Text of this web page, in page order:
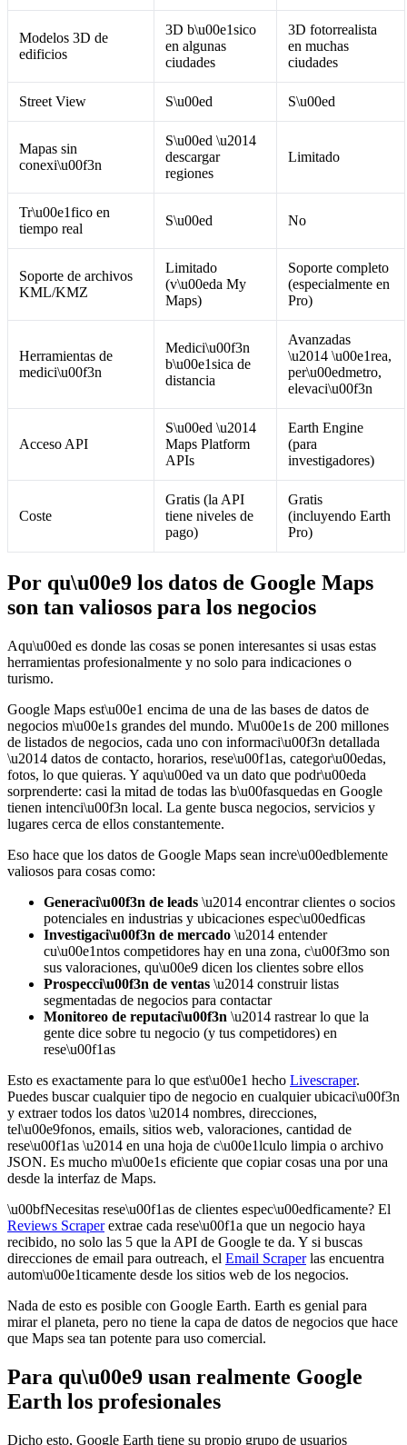
Modelos 3D de
edificios
3D b\u00e1sico
en algunas
ciudades
3D fotorrealista
en muchas
ciudades
Street View S\u00ed S\u00ed
Mapas sin
conexi\u00f3n
S\u00ed \u2014
descargar
regiones
Limitado
Tr\u00e1fico en
tiempo real
S\u00ed No
Soporte de archivos
KML/KMZ
Limitado
(v\u00eda My
Maps)
Soporte completo
(especialmente en
Pro)
Herramientas de
medici\u00f3n
Medici\u00f3n
b\u00e1sica de
distancia
Avanzadas
\u2014 \u00e1rea,
per\u00edmetro,
elevaci\u00f3n
Acceso API
S\u00ed \u2014
Maps Platform
APIs
Earth Engine
(para
investigadores)
Coste
Gratis (la API
tiene niveles de
pago)
Gratis
(incluyendo Earth
Pro)
Por qu\u00e9 los datos de Google Maps
son tan valiosos para los negocios
Aqu\u00ed es donde las cosas se ponen interesantes si usas estas
herramientas profesionalmente y no solo para indicaciones o
turismo.
Google Maps est\u00e1 encima de una de las bases de datos de
negocios m\u00e1s grandes del mundo. M\u00e1s de 200 millones
de listados de negocios, cada uno con informaci\u00f3n detallada
\u2014 datos de contacto, horarios, rese\u00f1as, categor\u00edas,
fotos, lo que quieras. Y aqu\u00ed va un dato que podr\u00eda
sorprenderte: casi la mitad de todas las b\u00fasquedas en Google
tienen intenci\u00f3n local. La gente busca negocios, servicios y
lugares cerca de ellos constantemente.
Eso hace que los datos de Google Maps sean incre\u00edblemente
valiosos para cosas como:
Generaci\u00f3n de leads \u2014 encontrar clientes o socios
potenciales en industrias y ubicaciones espec\u00edficas
Investigaci\u00f3n de mercado \u2014 entender
cu\u00e1ntos competidores hay en una zona, c\u00f3mo son
sus valoraciones, qu\u00e9 dicen los clientes sobre ellos
Prospecci\u00f3n de ventas \u2014 construir listas
segmentadas de negocios para contactar
Monitoreo de reputaci\u00f3n \u2014 rastrear lo que la
gente dice sobre tu negocio (y tus competidores) en
rese\u00f1as
Esto es exactamente para lo que est\u00e1 hecho Livescraper.
Puedes buscar cualquier tipo de negocio en cualquier ubicaci\u00f3n
y extraer todos los datos \u2014 nombres, direcciones,
tel\u00e9fonos, emails, sitios web, valoraciones, cantidad de
rese\u00f1as \u2014 en una hoja de c\u00e1lculo limpia o archivo
JSON. Es mucho m\u00e1s eficiente que copiar cosas una por una
desde la interfaz de Maps.
\u00bfNecesitas rese\u00f1as de clientes espec\u00edficamente? El
Reviews Scraperextrae cada rese\u00f1a que un negocio haya
recibido, no solo las 5 que la API de Google te da. Y si buscas
direcciones de email para outreach, el Email Scraperlas encuentra
autom\u00e1ticamente desde los sitios web de los negocios.
Nada de esto es posible con Google Earth. Earth es genial para
mirar el planeta, pero no tiene la capa de datos de negocios que hace
que Maps sea tan potente para uso comercial.
Para qu\u00e9 usan realmente Google
Earth los profesionales
Dicho esto, Google Earth tiene su propio grupo de usuarios